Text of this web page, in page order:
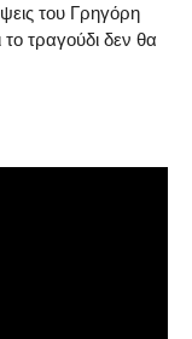
του Γρηγόρη
τραγούδι δεν θα